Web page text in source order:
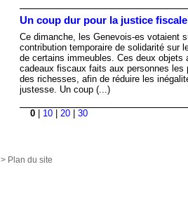
Un coup dur pour la justice fiscale
Ce dimanche, les Genevois-es votaient
contribution temporaire de solidarité sur
de certains immeubles. Ces deux
cadeaux fiscaux faits aux personnes les
des richesses, afin de réduire les
justesse. Un coup (...)
0 | 10 | 20 | 30
> Plan du site